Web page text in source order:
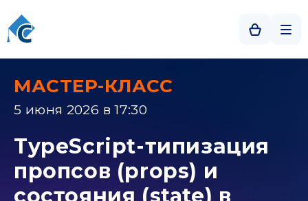
МАСТЕР-КЛАСС
5 июня 2026 в 17:30
TypeScript-типизация
пропсов (props) и
состояния (state) в